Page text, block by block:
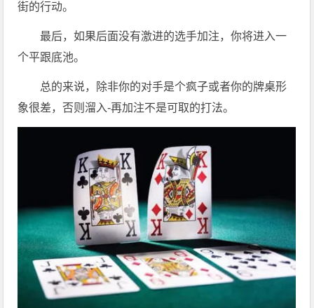
街的行动。
最后，如果后面没有激进的选手加注，你将进入一
个平跟底池。
总的来说，除非你的对手是个疯子或者你的牌桌形
象很差，否则溜入-再加注不是可取的打法。